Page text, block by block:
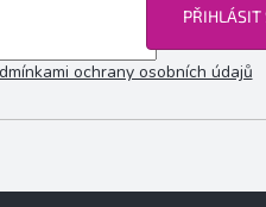
ochrany osobních údajů
PŘIHLÁSIT